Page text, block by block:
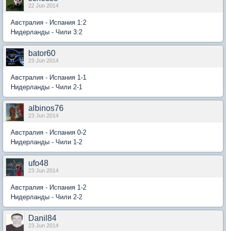
22 Jun 2014
Австралия - Испания 1:2
Нидерланды - Чили 3:2
bator60
23 Jun 2014
Австралия - Испания 1-1
Нидерланды - Чили 2-1
albinos76
23 Jun 2014
Австралия - Испания 0-2
Нидерланды - Чили 1-2
ufo48
23 Jun 2014
Австралия - Испания 1-2
Нидерланды - Чили 2-2
Danil84
23 Jun 2014